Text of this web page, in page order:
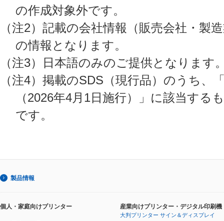
の作成対象外です。
（注2）記載の会社情報（販売会社・製
の情報となります。
（注3）日本語のみのご提供となります
（注4）掲載のSDS（現行品）のうち、
（2026年4月1日施行）」に該当する
です。
製品情報
個人・家庭向けプリンター 産業向けプリンター・デジタル印刷機
大判プリンター サイン＆ディスプレイ